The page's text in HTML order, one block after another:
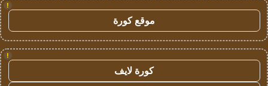
!
موقع كورة
!
كورة لايف